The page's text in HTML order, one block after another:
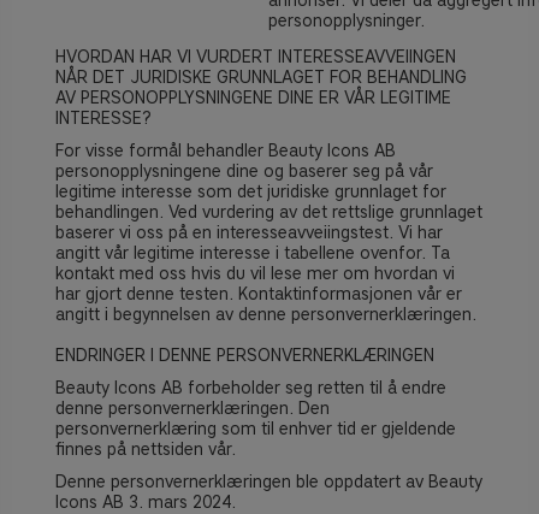
personopplysninger.
HVORDAN HAR VI VURDERT INTERESSEAVVEIINGEN
NÅR DET JURIDISKE GRUNNLAGET FOR BEHANDLING
AV PERSONOPPLYSNINGENE DINE ER VÅR LEGITIME
INTERESSE?
For visse formål behandler Beauty Icons AB
personopplysningene dine og baserer seg på vår
legitime interesse som det juridiske grunnlaget for
behandlingen. Ved vurdering av det rettslige grunnlaget
baserer vi oss på en interesseavveiingstest. Vi har
angitt vår legitime interesse i tabellene ovenfor. Ta
kontakt med oss hvis du vil lese mer om hvordan vi
har gjort denne testen. Kontaktinformasjonen vår er
angitt i begynnelsen av denne personvernerklæringen.
ENDRINGER I DENNE PERSONVERNERKLÆRINGEN
Beauty Icons AB forbeholder seg retten til å endre
denne personvernerklæringen. Den
personvernerklæring som til enhver tid er gjeldende
finnes på nettsiden vår.
Denne personvernerklæringen ble oppdatert av Beauty
Icons AB 3. mars 2024.